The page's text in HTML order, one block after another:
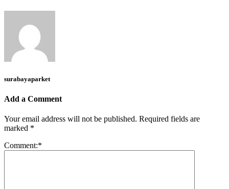
surabayaparket
Add a Comment
Your email address will not be published. Required fields are
marked *
Comment:*